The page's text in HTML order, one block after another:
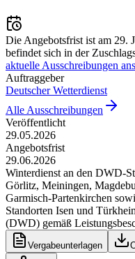
Die Angebotsfrist ist am 29.
befindet sich in der
aktuelle Ausschreibungen
Auftraggeber
Deutscher Wetterdienst
Alle Ausschreibungen
Veröffentlicht
29.05.2026
Angebotsfrist
29.06.2026
Winterdienst an den DWD-
Görlitz, Meiningen,
Garmisch-Partenkirchen
Standorten Isen und
(DWD) gemäß
Vergabeunterlagen